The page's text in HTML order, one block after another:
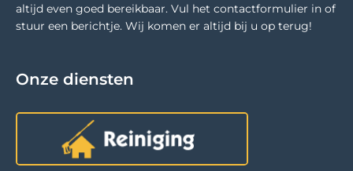
altijd even goed bereikbaar. Vul het contactformulier in of
stuur een berichtje. Wij komen er altijd bij u op terug!
Onze diensten